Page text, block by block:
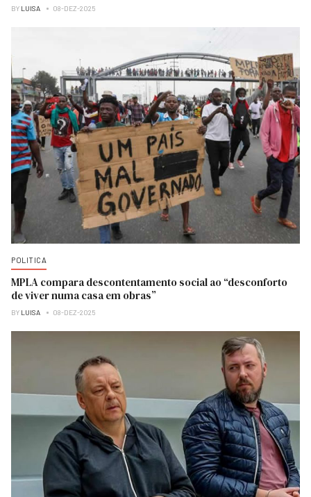
BY LUISA 08-DEZ-2025
POLITICA
MPLA compara descontentamento social ao “desconforto
de viver numa casa em obras”
BY LUISA 08-DEZ-2025